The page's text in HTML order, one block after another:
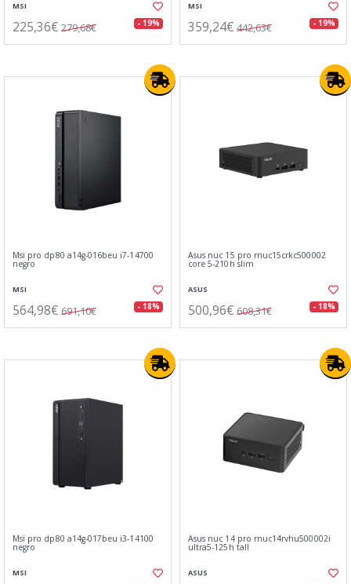
MSI
225,36€ 279,68€ - 19%
MSI
359,24€ 442,63€ - 19%
Msi pro dp80 a14g-016beu i7-14700
negro
MSI
564,98€ 691,10€ - 18%
Asus nuc 15 pro rnuc15crkc500002
core 5-210h slim
ASUS
500,96€ 608,31€ - 18%
Msi pro dp80 a14g-017beu i3-14100
negro
MSI
Asus nuc 14 pro rnuc14rvhu500002i
ultra5-125h tall
ASUS